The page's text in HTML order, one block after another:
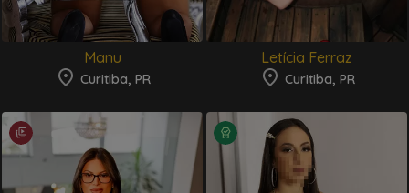
Manu
Curitiba, PR
Letícia Ferraz
Curitiba, PR